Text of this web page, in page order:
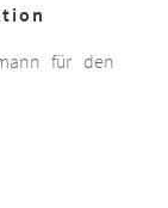
für den